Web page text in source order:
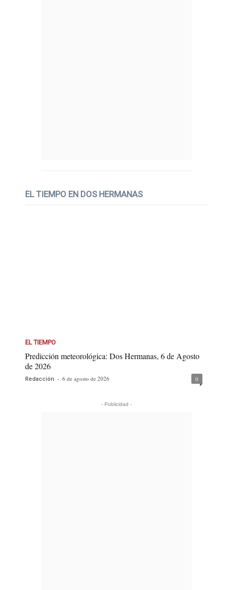
EL TIEMPO EN DOS HERMANAS
EL TIEMPO
Predicción meteorológica: Dos Hermanas, 6 de Agosto
de 2026
Redacción - 6 de agosto de 2026 0
- Publicidad -